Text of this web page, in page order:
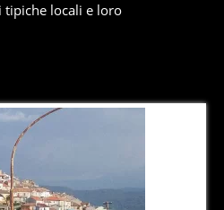
locali e loro